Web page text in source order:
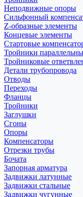
Неподвижные опоры
Cильфонный
Z-образные элементы
Концевые элементы
Стартовые
Тройники
Тройниковые
Детали трубопровода
Отводы
Переходы
Фланцы
Тройники
Заглушки
Сгоны
Опоры
Компенсаторы
Отрезки трубы
Бочата
Запорная арматура
Задвижки латунные
Задвижки стальные
Задвижки чугунные